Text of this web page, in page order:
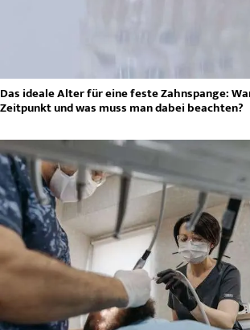
Das ideale Alter für eine feste Zahnspange:
Zeitpunkt und was muss man dabei beachten?